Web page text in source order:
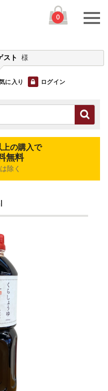
0
スト 様
に入り ログイン
上の購入で
無料
除く